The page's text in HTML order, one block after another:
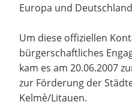
Europa und
Um diese offiziellen
bürgerschaftliches
kam es am 20.06.2007
zur Förderung der
Kelmè/Litauen.